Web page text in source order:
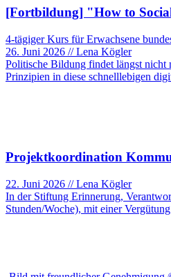
[Fortbildung] "How to
4-tägiger Kurs für Erwachsene
26. Juni 2026 // Lena Kögler
Politische Bildung findet längst nicht
Prinzipien in diese schnelllebigen
Projektkoordination
22. Juni 2026 // Lena Kögler
In der Stiftung Erinnerung,
Stunden/Woche), mit einer